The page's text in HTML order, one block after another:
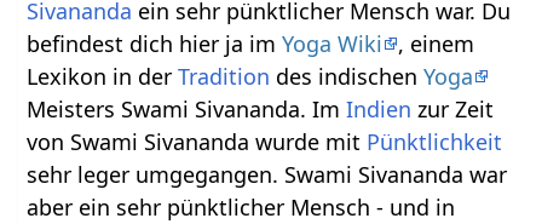
Sivananda ein sehr pünktlicher Mensch war. Du
befindest dich hier ja imYoga Wiki
, einem
Lexikon in derTradition des indischenYoga
Meisters Swami Sivananda. ImIndien zur Zeit
von Swami Sivananda wurde mit Pünktlichkeit
sehr leger umgegangen. Swami Sivananda war
aber ein sehr pünktlicher Mensch - und in